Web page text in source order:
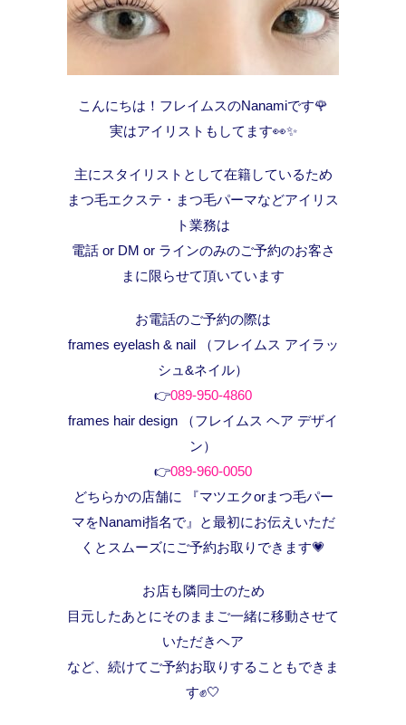
こんにちは！フレイムスのNanamiです🌹
実はアイリストもしてます👀✨
主にスタイリストとして在籍しているため
まつ毛エクステ・まつ毛パーマなどアイリス
ト業務は
電話 or DM or ラインのみのご予約のお客さ
まに限らせて頂いています
お電話のご予約の際は
frames eyelash & nail （フレイムス アイラッ
シュ&ネイル）
👉089-950-4860
frames hair design （フレイムス ヘア デザイ
ン）
👉089-960-0050
どちらかの店舗に 『マツエクorまつ毛パー
マをNanami指名で』と最初にお伝えいただ
くとスムーズにご予約お取りできます💗
お店も隣同士のため
目元したあとにそのままご一緒に移動させて
いただきヘア
など、続けてご予約お取りすることもできま
す✊🤍